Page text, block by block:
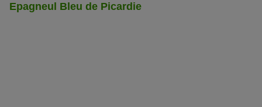
Epagneul Bleu de Picardie